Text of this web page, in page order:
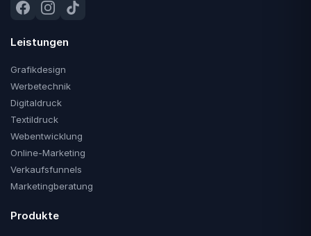
Leistungen
Grafikdesign
Werbetechnik
Digitaldruck
Textildruck
Webentwicklung
Online-Marketing
Verkaufsfunnels
Marketingberatung
Produkte